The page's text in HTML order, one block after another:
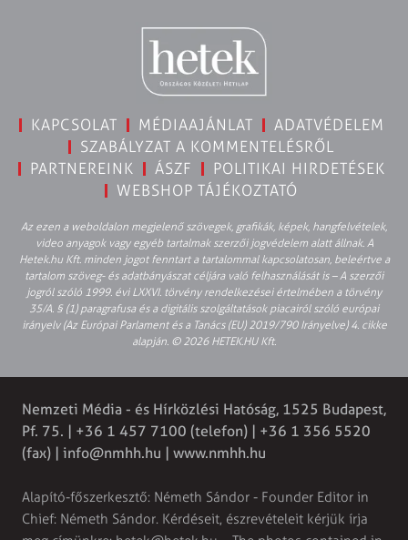
KAPCSOLAT MÉDIAAJÁNLAT
ADATVÉDELEM
SZABÁLYZAT A KOMMENTELÉSRŐL
PARTNEREINK
ÁSZF
POLITIKAI HIRDETÉSEK
WEBSHOP TÁJÉKOZTATÓ
Az ezen a weboldalon megjelenő szövegek, grafikák, képek, hangfelvételek,
video anyagok vagy egyéb tartalmak szerzői jogvédelem alatt állnak. A
Hetek.hu Kft. minden jogot fenntart a tartalommal kapcsolatosan, beleértve a
tartalom szöveg- és adatbányászat céljára való felhasználását is – A szerzői
jogról szóló 1999. évi LXXVI. törvény rendelkezései értelmében a törvény
35/A. § (1) paragrafusa és a digitális szolgáltatások piacairól szóló európai
irányelv (Az Európai Parlament és a Tanács (EU) 2019/790 Irányelve) 4. cikke
alapján. © 2026 HETEK.HU Kft.
Nemzeti Média - és Hírközlési Hatóság, 1525 Budapest,
Pf. 75. | +36 1 457 7100 (telefon) | +36 1 356 5520
(fax) | info@nmhh.hu | www.nmhh.hu
Alapító-főszerkesztő: Németh Sándor - Founder Editor in
Chief: Németh Sándor. Kérdéseit, észrevételeit kérjük írja